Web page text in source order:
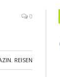
0
, REISEN